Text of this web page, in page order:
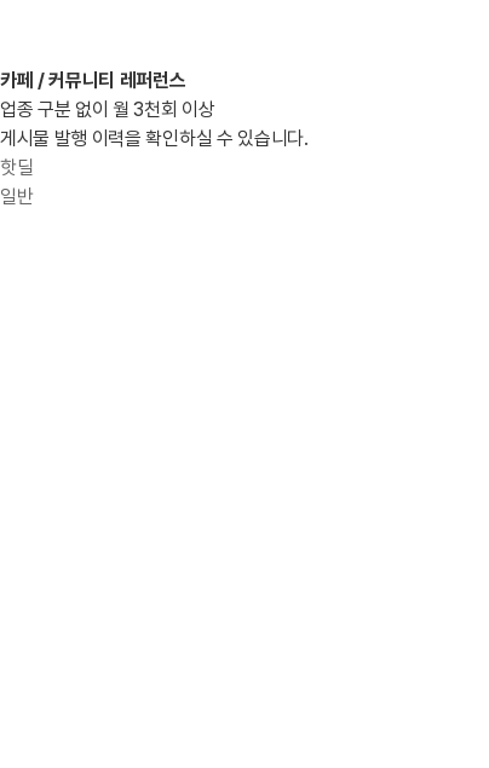
카페 / 커뮤니티 레퍼런스
업종 구분 없이 월 3천회 이상
게시물 발행 이력을 확인하실 수 있습니다.
핫딜
일반